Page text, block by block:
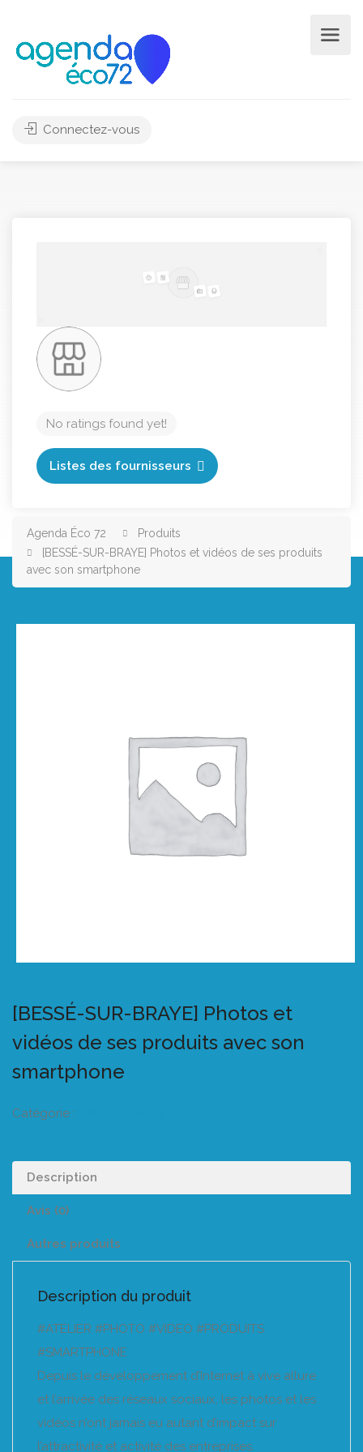
Connectez-vous
No ratings found yet!
Listes des fournisseurs
Agenda Éco 72
Produits
[BESSÉ-SUR-BRAYE] Photos et vidéos de ses produits
avec son smartphone
[BESSÉ-SUR-BRAYE] Photos et
vidéos de ses produits avec son
smartphone
Catégorie :
Description
Avis (0)
Autres produits
Description du produit
#ATELIER #PHOTO #VIDEO #PRODUITS
#SMARTPHONE
Depuis le développement d’Internet à vive allure
et l’arrivée des réseaux sociaux, les photos et les
vidéos n’ont jamais eu autant d’impact sur
l’attractivité et activité des entreprises.